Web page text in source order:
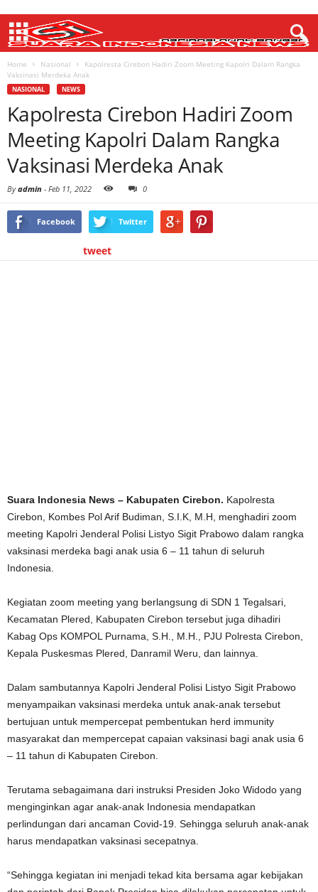
Home Nasional
Kapolresta Cirebon Hadiri Zoom Meeting Kapolri Dalam Rangka
Vaksinasi Merdeka Anak
NASIONAL NEWS
Kapolresta Cirebon Hadiri Zoom
Meeting Kapolri Dalam Rangka
Vaksinasi Merdeka Anak
Byadmin - Feb 11, 2022 0
Facebook Twitter
tweet
Suara Indonesia News – Kabupaten Cirebon. Kapolresta
Cirebon, Kombes Pol Arif Budiman, S.I.K, M.H, menghadiri zoom
meeting Kapolri Jenderal Polisi Listyo Sigit Prabowo dalam rangka
vaksinasi merdeka bagi anak usia 6 – 11 tahun di seluruh
Indonesia.
Kegiatan zoom meeting yang berlangsung di SDN 1 Tegalsari,
Kecamatan Plered, Kabupaten Cirebon tersebut juga dihadiri
Kabag Ops KOMPOL Purnama, S.H., M.H., PJU Polresta Cirebon,
Kepala Puskesmas Plered, Danramil Weru, dan lainnya.
Dalam sambutannya Kapolri Jenderal Polisi Listyo Sigit Prabowo
menyampaikan vaksinasi merdeka untuk anak-anak tersebut
bertujuan untuk mempercepat pembentukan herd immunity
masyarakat dan mempercepat capaian vaksinasi bagi anak usia 6
– 11 tahun di Kabupaten Cirebon.
Terutama sebagaimana dari instruksi Presiden Joko Widodo yang
menginginkan agar anak-anak Indonesia mendapatkan
perlindungan dari ancaman Covid-19. Sehingga seluruh anak-anak
harus mendapatkan vaksinasi secepatnya.
“Sehingga kegiatan ini menjadi tekad kita bersama agar kebijakan